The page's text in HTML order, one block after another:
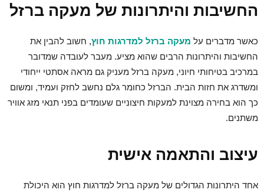
החשיבות והיתרונות של מעקה ברזל
כאשר מדברים על מעקה ברזל למדרגות חוץ, חשוב להבין את
החשיבות והיתרונות הרבים שהוא מציע. מעבר לעובדה שמדובר
במרכיב בטיחותי חיוני, מעקה ברזל מעניק גם מראה אסתטי ייחודי
ומשדרג את חזות הבית. הברזל כחומר גלם נחשב לחזק ועמיד, ומשום
כך הוא בחירה מצוינת למעקות חיצוניים שעומדים בפני תנאי מזג אוויר
משתנים.
עיצוב והתאמה אישית
אחד היתרונות הגדולים של מעקה ברזל למדרגות חוץ הוא היכולת